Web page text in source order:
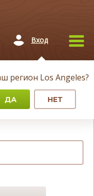
Вход
регион Los Angeles?
ДА НЕТ